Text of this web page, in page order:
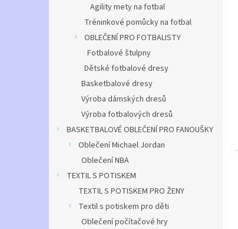
Agility mety na fotbal
Tréninkové pomůcky na fotbal
OBLEČENÍ PRO FOTBALISTY
Fotbalové štulpny
Dětské fotbalové dresy
Basketbalové dresy
Výroba dámských dresů
Výroba fotbalových dresů
BASKETBALOVÉ OBLEČENÍ PRO FANOUŠKY
Oblečení Michael Jordan
Oblečení NBA
TEXTIL S POTISKEM
TEXTIL S POTISKEM PRO ŽENY
Textil s potiskem pro děti
Oblečení počítačové hry